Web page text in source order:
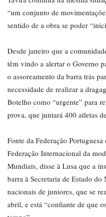
“um conjunto de
sentido de a obra se poder
Desde janeiro que a
têm vindo a alertar o Governo
o assoreamento da barra trás
necessidade de realizar a
Botelho como “urgente” para
prova, que juntará 400 atletas
Fonte da Federação
Federação Internacional da
Mundiais, disse à Lusa que a
barra à Secretaria de Estado
nacionais de juniores, que se
abril, e está “confiante de que